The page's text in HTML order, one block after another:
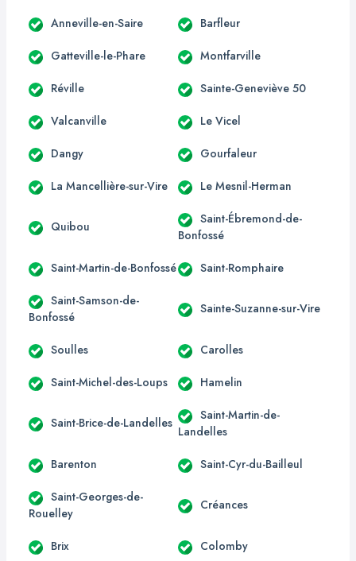
Anneville-en-Saire Barfleur
Gatteville-le-Phare Montfarville
Réville Sainte-Geneviève 50
Valcanville Le Vicel
Dangy Gourfaleur
La Mancellière-sur-Vire Le Mesnil-Herman
Quibou
Saint-Ébremond-de-
Bonfossé
Saint-Martin-de-Bonfossé Saint-Romphaire
Saint-Samson-de-
Bonfossé
Sainte-Suzanne-sur-Vire
Soulles Carolles
Saint-Michel-des-Loups Hamelin
Saint-Brice-de-Landelles
Saint-Martin-de-
Landelles
Barenton Saint-Cyr-du-Bailleul
Saint-Georges-de-
Rouelley
Créances
Brix Colomby